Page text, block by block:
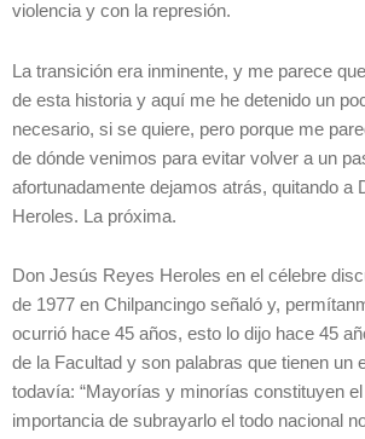
violencia y con la represión.
La transición era inminente, y me parece
de esta historia y aquí me he detenido un
necesario, si se quiere, pero porque me
de dónde venimos para evitar volver a un
afortunadamente dejamos atrás, quitando a
Heroles. La próxima.
Don Jesús Reyes Heroles en el célebre
de 1977 en Chilpancingo señaló y,
ocurrió hace 45 años, esto lo dijo hace 45
de la Facultad y son palabras que tienen un
todavía: “Mayorías y minorías constituyen el
importancia de subrayarlo el todo nacional